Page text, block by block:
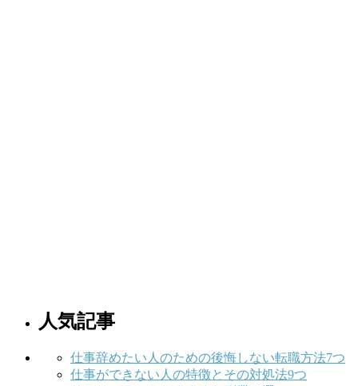
人気記事
仕事辞めたい人のための後悔しない転職方法7つ
仕事ができない人の特徴とその対処法9つ